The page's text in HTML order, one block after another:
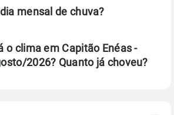
mensal de chuva?
o clima em Capitão Enéas -
2026? Quanto já choveu?